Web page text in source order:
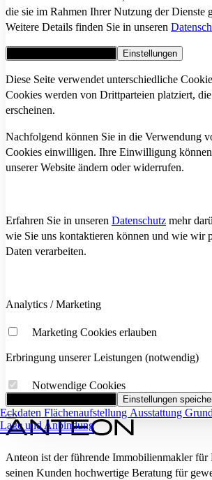
Eckdaten Flächenaufstellung Ausstattung
Lage und Anbindung
die sie im Rahmen Ihrer Nutzung der Dienste
Weitere Details finden Sie in unseren
Einstellungen
Diese Seite verwendet unterschiedliche
Cookies werden von Drittparteien platziert,
erscheinen.
Nachfolgend können Sie in die Verwendung
Cookies einwilligen. Ihre Einwilligung
unserer Website ändern oder widerrufen.
Erfahren Sie in unseren Datenschutz mehr
wie Sie uns kontaktieren können und wie wir
Daten verarbeiten.
Analytics / Marketing
Marketing Cookies erlauben
Erbringung unserer Leistungen (notwendig)
Notwendige Cookies
Einstellungen
Anteon ist der führende Immobilienmakler für
seinen Kunden hochwertige Beratung für